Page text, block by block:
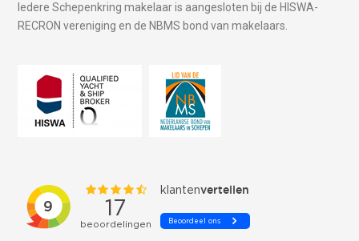
Iedere Schepenkring makelaar is aangesloten bij de HISWA-
RECRON vereniging en de NBMS bond van makelaars.